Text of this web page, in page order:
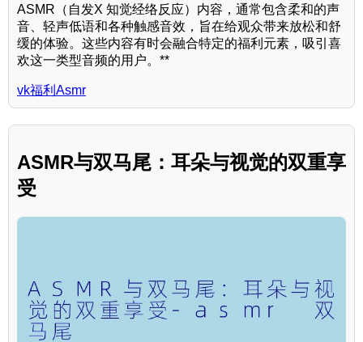
ASMR（自发X 知觉经络反应）内容，通常包含柔和的声
音、轻声低语和各种触感音效，旨在给观众带来放松和舒
缓的体验。这些内容有时会融合特定的福利元素，吸引喜
欢这一类型音频的用户。**
vk福利Asmr
ASMR与双马尾：耳朵与视觉的双重享
受